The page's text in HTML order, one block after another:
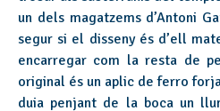
un dels magatzems d’Antoni
segur si el disseny és d’ell
encarregar com la resta de
original és un aplic de ferro
duia penjant de la boca un